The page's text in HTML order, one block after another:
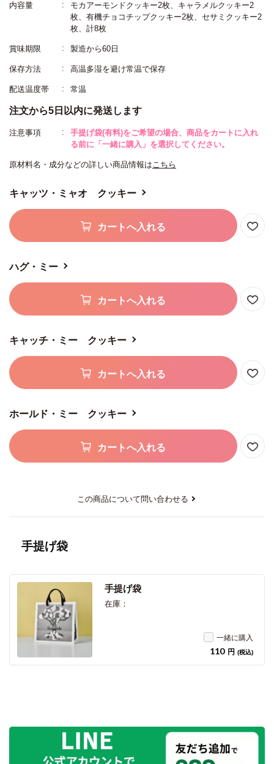
いが楽しめます。キュートな黒猫がデザインされたクッキー缶は猫好き
な方へのギフトにぴったりです。
内容量
モカアーモンドクッキー2枚、キャラメルクッキー2
枚、有機チョコチップクッキー2枚、セサミクッキー2
枚、計8枚
賞味期限 製造から60日
保存方法 高温多湿を避け常温で保存
配送温度帯 常温
注文から5日以内に発送します
注意事項
手提げ袋(有料)をご希望の場合、商品をカートに入れ
る前に「一緒に購入」を選択してください。
原材料名・成分などの詳しい商品情報はこちら
キャッツ・ミャオ クッキー
カートへ入れる
ハグ・ミー
カートへ入れる
キャッチ・ミー クッキー
カートへ入れる
ホールド・ミー クッキー
カートへ入れる
この商品について問い合わせる
手提げ袋
手提げ袋
在庫：
一緒に購入
110 円 (税込)